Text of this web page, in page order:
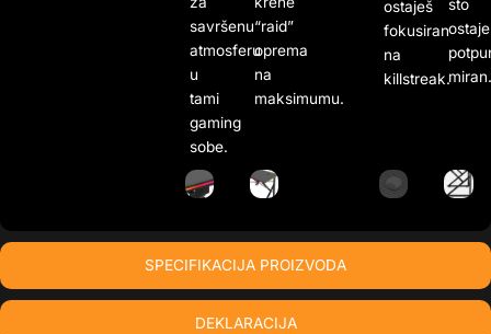
SPECIFIKACIJA PROIZVODA
DEKLARACIJA
savršenu
atmosferu
u
tami
gaming
sobe.
“raid”
oprema
na
maksimumu.
ostaješ
fokusiran
na
killstreak.
sto
ostaje
miran.